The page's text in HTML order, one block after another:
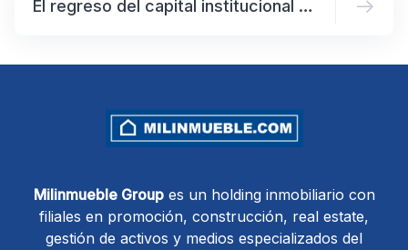
El regreso del capital institucional al mercado inmobiliario global
Milinmueble Groupes un holding inmobiliario con
filiales en promoción, construcción, real estate,
gestión de activos y medios especializados del